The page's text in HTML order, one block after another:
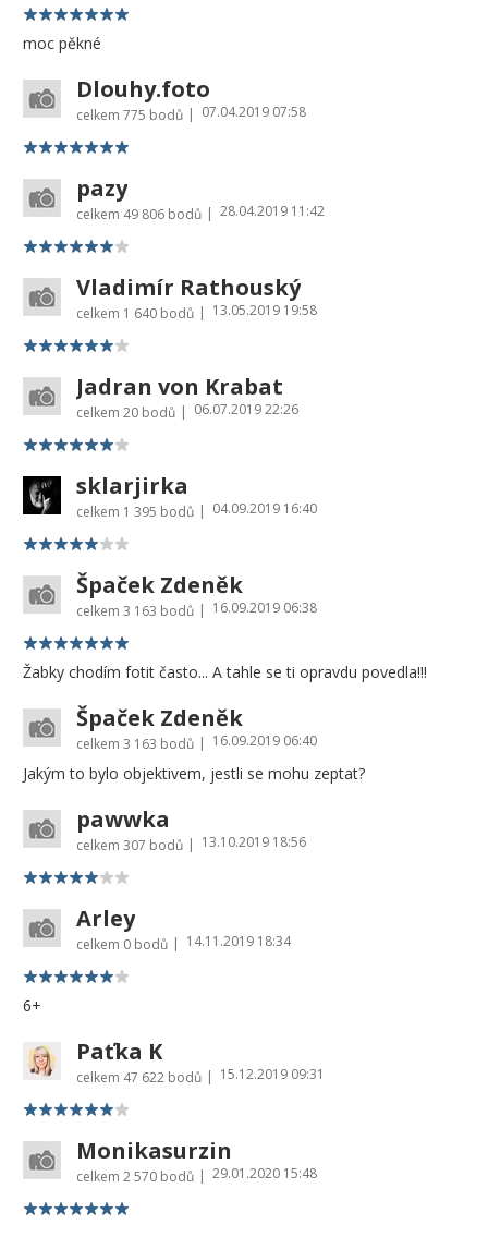
moc pěkné
Dlouhy.foto
celkem 775 bodů | 07.04.2019 07:58
pazy
celkem 49 806 bodů | 28.04.2019 11:42
Vladimír Rathouský
celkem 1 640 bodů | 13.05.2019 19:58
Jadran von Krabat
celkem 20 bodů | 06.07.2019 22:26
sklarjirka
celkem 1 395 bodů | 04.09.2019 16:40
Špaček Zdeněk
celkem 3 163 bodů | 16.09.2019 06:38
Žabky chodím fotit často... A tahle se ti opravdu povedla!!!
Špaček Zdeněk
celkem 3 163 bodů | 16.09.2019 06:40
Jakým to bylo objektivem, jestli se mohu zeptat?
pawwka
celkem 307 bodů | 13.10.2019 18:56
Arley
celkem 0 bodů | 14.11.2019 18:34
6+
Paťka K
celkem 47 622 bodů | 15.12.2019 09:31
Monikasurzin
celkem 2 570 bodů | 29.01.2020 15:48